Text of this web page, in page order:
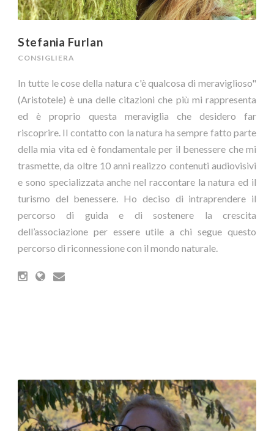
Stefania Furlan
CONSIGLIERA
In tutte le cose della natura c'è qualcosa di meraviglioso"
(Aristotele) è una delle citazioni che più mi rappresenta
ed è proprio questa meraviglia che desidero far
riscoprire. Il contatto con la natura ha sempre fatto parte
della mia vita ed è fondamentale per il benessere che mi
trasmette, da oltre 10 anni realizzo contenuti audiovisivi
e sono specializzata anche nel raccontare la natura ed il
turismo del benessere. Ho deciso di intraprendere il
percorso di guida e di sostenere la crescita
dell’associazione per essere utile a chi segue questo
percorso di riconnessione con il mondo naturale.